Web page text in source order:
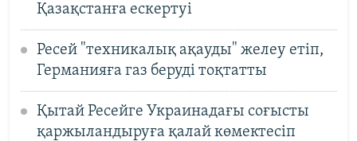
Қазақстанға ескертуі
Ресей "техникалық ақауды" желеу етіп,
Германияға газ беруді тоқтатты
Қытай Ресейге Украинадағы соғысты
қаржыландыруға қалай көмектесіп